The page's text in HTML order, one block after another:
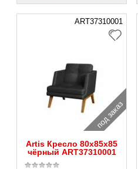
ART37310001
под заказ
Artis Кресло 80x85x85
чёрный ART37310001